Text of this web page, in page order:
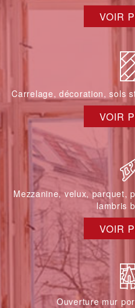
VOIR
Carrelage, décoration, sols
VOIR
Mezzanine, velux, parquet,
lambris
VOIR
Ouverture mur